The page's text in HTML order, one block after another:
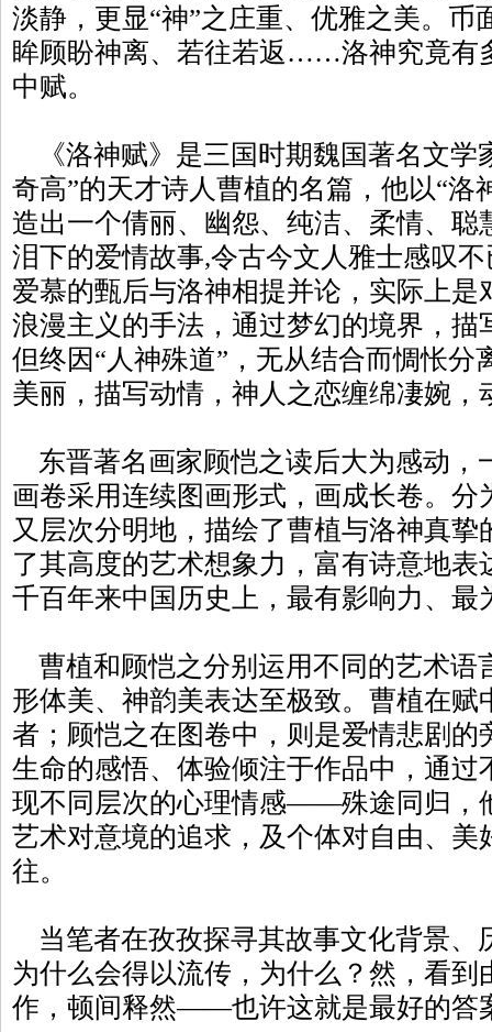
淡静，更显“神”之庄重、优雅之美。币
眸顾盼神离、若往若返……洛神究竟有
中赋。
《洛神赋》是三国时期魏国著名文学
奇高”的天才诗人曹植的名篇，他以“洛
造出一个倩丽、幽怨、纯洁、柔情、聪
泪下的爱情故事,令古今文人雅士感叹
爱慕的甄后与洛神相提并论，实际上是
浪漫主义的手法，通过梦幻的境界，描
但终因“人神殊道”，无从结合而惆怅分
美丽，描写动情，神人之恋缠绵凄婉
东晋著名画家顾恺之读后大为感动，
画卷采用连续图画形式，画成长卷。分
又层次分明地，描绘了曹植与洛神真
了其高度的艺术想象力，富有诗意地
千百年来中国历史上，最有影响力、
曹植和顾恺之分别运用不同的艺术语
形体美、神韵美表达至极致。曹植在赋
者；顾恺之在图卷中，则是爱情悲剧的
生命的感悟、体验倾注于作品中，通过
现不同层次的心理情感——殊途同归，
艺术对意境的追求，及个体对自由、美
往。
当笔者在孜孜探寻其故事文化背景、
为什么会得以流传，为什么？然，看
作，顿间释然——也许这就是最好的答